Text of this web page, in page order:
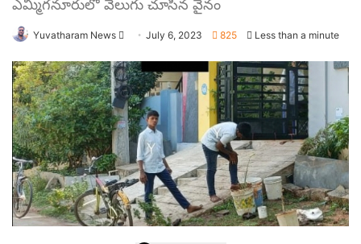
ఎమ్మిగనూరులో వెలుగు చూసిన వైనం
Yuvatharam News
Send
email
July 6, 2023 825 Less than a minute